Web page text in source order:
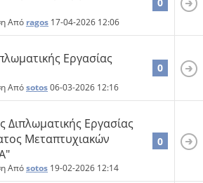
Από ragos 17-04-2026 12:06
Εργασίας
Απόsotos06-03-2026 12:16
0
Διπλωματικής Εργασίας
Μεταπτυχιακών
Απόsotos 19-02-2026 12:14
0